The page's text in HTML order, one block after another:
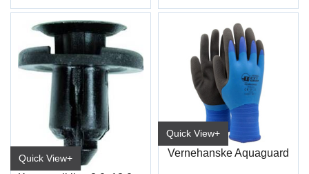
Quick View+
Quick View+
Vernehanske Aquaguard